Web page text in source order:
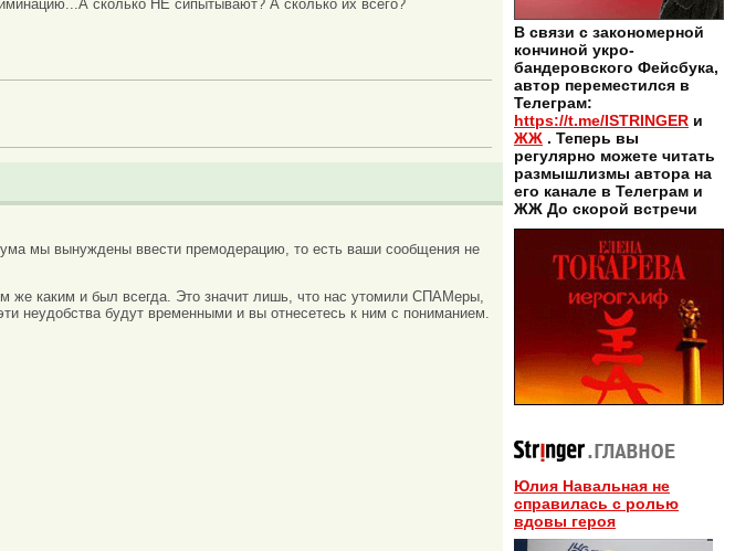
сколько НЕ сипытывают? А сколько их всего?
мы вынуждены ввести премодерацию, то есть ваши сообщения не
же каким и был всегда. Это значит лишь, что нас утомили СПАМеры,
неудобства будут временными и вы отнесетесь к ним с пониманием.
В связи с закономерной
кончиной укро-
бандеровского Фейсбука,
автор переместился в
Телеграм:
https://t.me/ISTRINGER и
ЖЖ . Теперь вы
регулярно можете читать
размышлизмы автора на
его канале в Телеграм и
ЖЖ До скорой встречи
Юлия Навальная не
справилась с ролью
вдовы героя